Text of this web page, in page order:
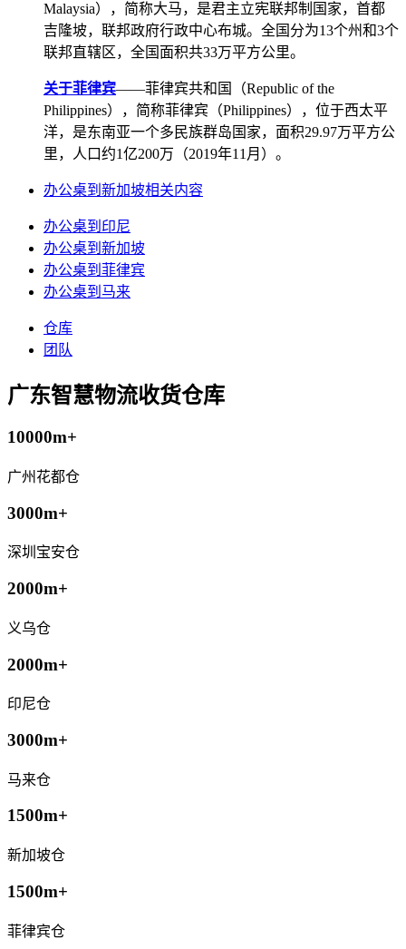
Malaysia），简称大马，是君主立宪联邦制国家，首都
吉隆坡，联邦政府行政中心布城。全国分为13个州和3个
联邦直辖区，全国面积共33万平方公里。
关于菲律宾——菲律宾共和国（Republic of the
Philippines），简称菲律宾（Philippines），位于西太平
洋，是东南亚一个多民族群岛国家，面积29.97万平方公
里，人口约1亿200万（2019年11月）。
办公桌到新加坡相关内容
办公桌到印尼
办公桌到新加坡
办公桌到菲律宾
办公桌到马来
仓库
团队
广东智慧物流收货仓库
10000m+
广州花都仓
3000m+
深圳宝安仓
2000m+
义乌仓
2000m+
印尼仓
3000m+
马来仓
1500m+
新加坡仓
1500m+
菲律宾仓